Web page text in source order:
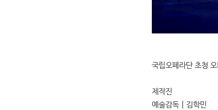
국립오페라단 초청
제작진
예술감독 | 김학민